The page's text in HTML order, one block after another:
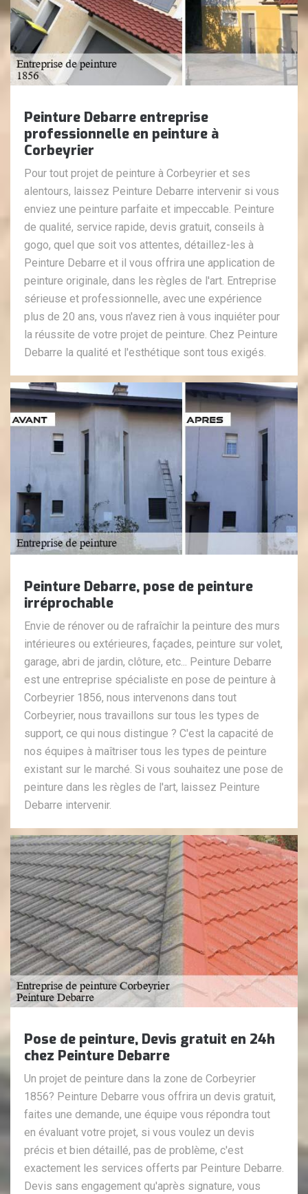
Peinture Debarre entreprise
professionnelle en peinture à
Corbeyrier
Pour tout projet de peinture à Corbeyrier et ses
alentours, laissez Peinture Debarre intervenir si vous
enviez une peinture parfaite et impeccable. Peinture
de qualité, service rapide, devis gratuit, conseils à
gogo, quel que soit vos attentes, détaillez-les à
Peinture Debarre et il vous offrira une application de
peinture originale, dans les règles de l'art. Entreprise
sérieuse et professionnelle, avec une expérience
plus de 20 ans, vous n'avez rien à vous inquiéter pour
la réussite de votre projet de peinture. Chez Peinture
Debarre la qualité et l'esthétique sont tous exigés.
Peinture Debarre, pose de peinture
irréprochable
Envie de rénover ou de rafraîchir la peinture des murs
intérieures ou extérieures, façades, peinture sur volet,
garage, abri de jardin, clôture, etc... Peinture Debarre
est une entreprise spécialiste en pose de peinture à
Corbeyrier 1856, nous intervenons dans tout
Corbeyrier, nous travaillons sur tous les types de
support, ce qui nous distingue ? C'est la capacité de
nos équipes à maîtriser tous les types de peinture
existant sur le marché. Si vous souhaitez une pose de
peinture dans les règles de l'art, laissez Peinture
Debarre intervenir.
Pose de peinture, Devis gratuit en 24h
chez Peinture Debarre
Un projet de peinture dans la zone de Corbeyrier
1856? Peinture Debarre vous offrira un devis gratuit,
faites une demande, une équipe vous répondra tout
en évaluant votre projet, si vous voulez un devis
précis et bien détaillé, pas de problème, c'est
exactement les services offerts par Peinture Debarre.
Devis sans engagement qu'après signature, vous